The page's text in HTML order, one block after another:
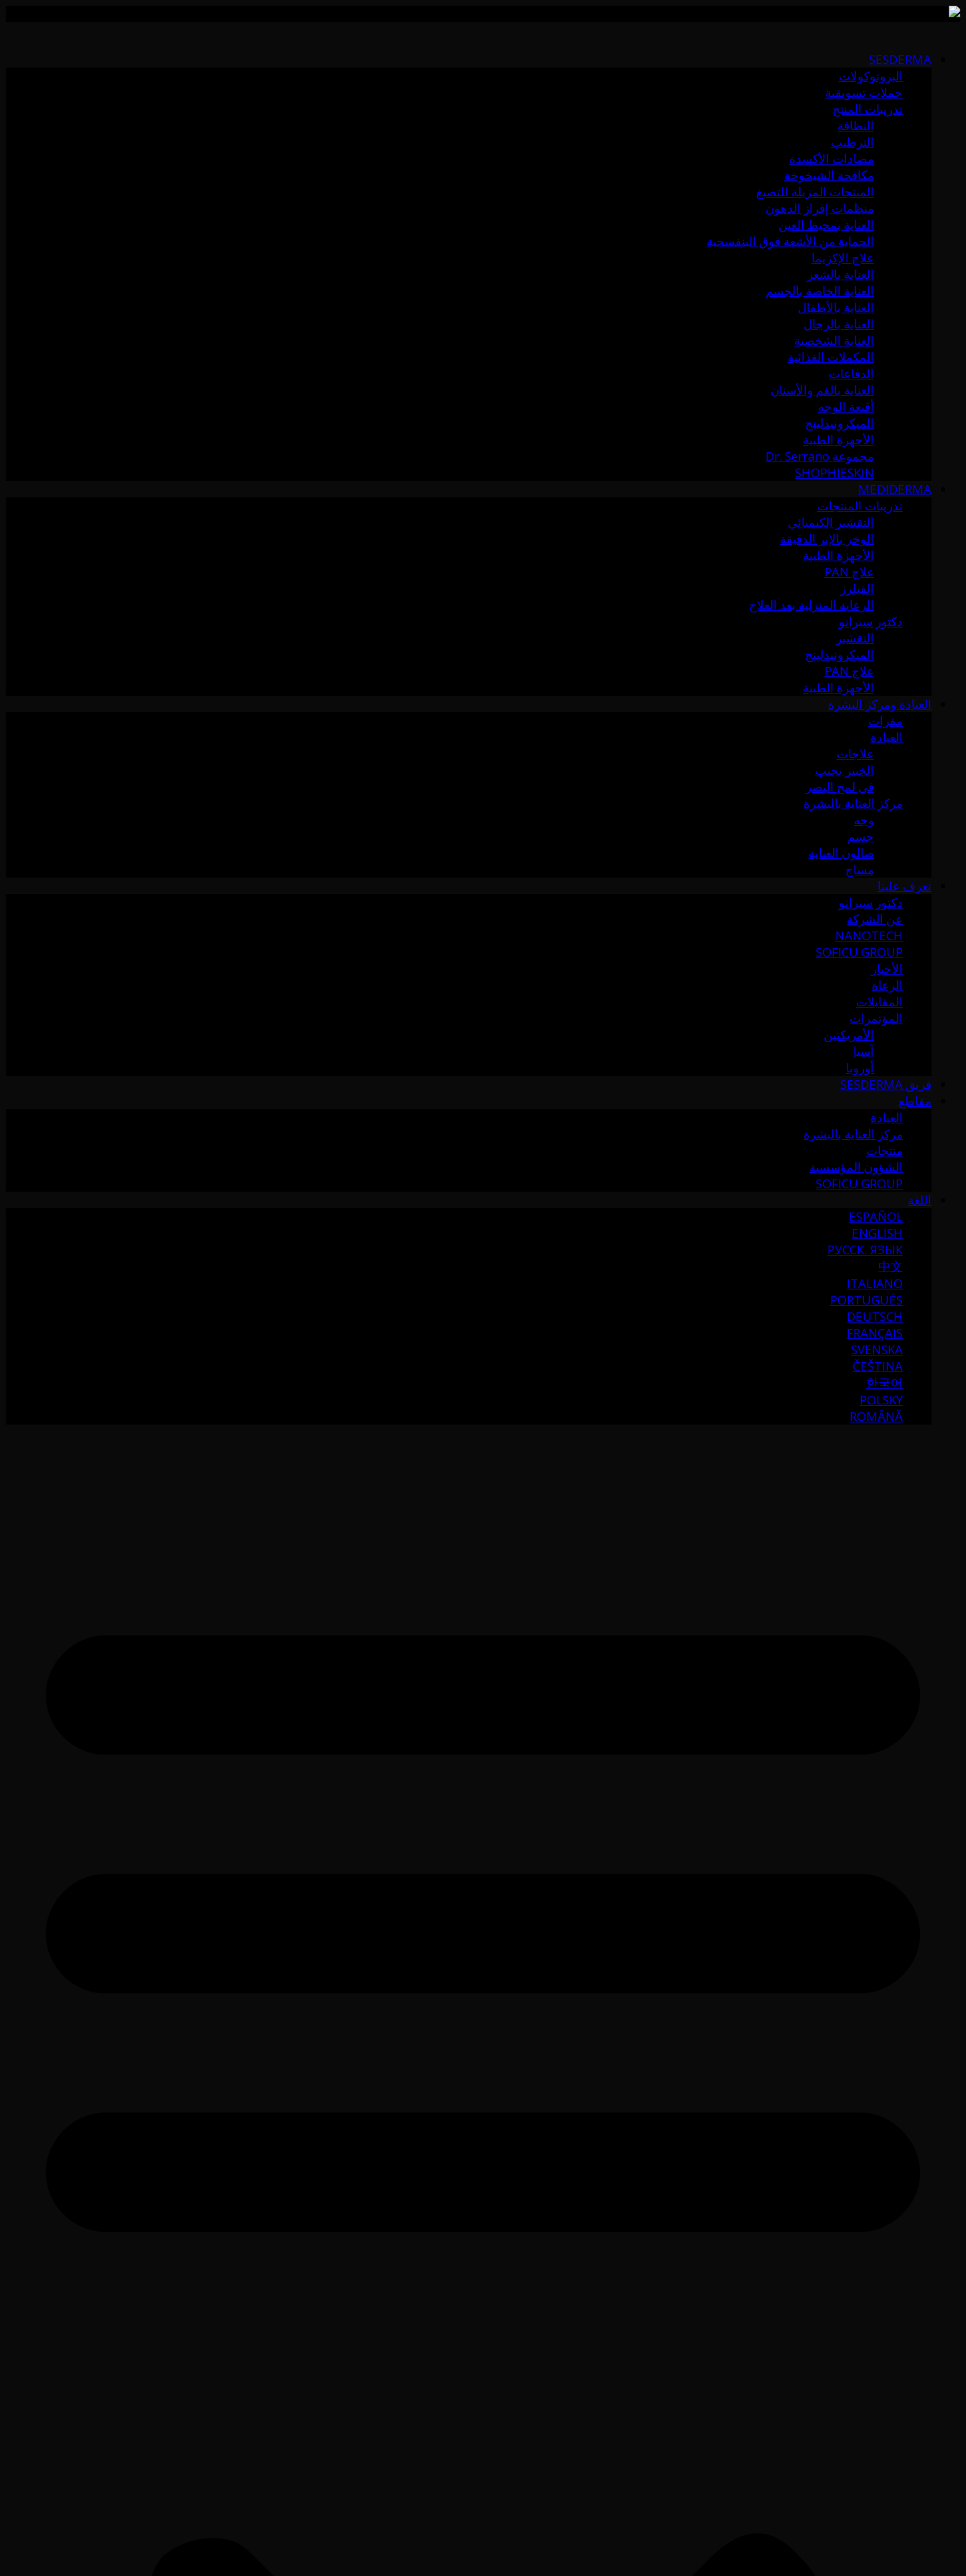
content
SESDERMA
البروتوكولات
حملات تسويقية
تدريبات المنتج
النظافة
الترطيب
مضادات الأكسدة
مكافحة الشيخوخة
المنتجات المزيلة للتصبغ
منظمات إفراز الدهون
العناية بمحيط العين
الحماية من الأشعة فوق البنفسجية
علاج الإكزيما
العناية بالشعر
العناية الخاصة بالجسم
العناية بالأطفال
العناية بالرجال
العناية الشخصية
المكملات الغذائية
الدفاعات
العناية بالفم والأسنان
أقنعة الوجه
الميكرونيدلينج
الأجهزة الطبية
مجموعة Dr. Serrano
SHOPHIESKIN
MEDIDERMA
تدريبات المنتجات
التقشير الكيميائي
الوخز بالإبر الدقيقة
الأجهزة الطبية
علاج PAN
الفيلرز
الرعاية المنزلية بعد العلاج
دكتور سيرانو
التقشير
الميكرونيدلينج
علاج PAN
الأجهزة الطبية
العيادة ومركز البشرة
مقرات
العيادة
علاجات
الخبير يجيب
في لمح البصر
مركز العناية بالبشرة
وجه
جسم
صالون العناية
مساج
تعرف علينا
دكتور سيرانو
عن الشركة
NANOTECH
SOFICU GROUP
الأخبار
الرعاة
المقابلات
المؤتمرات
الأمريكتين
آسيا
أوروبا
فريق SESDERMA
مقاطع
العيادة
مركز العناية بالبشرة
منتجات
الشؤون المؤسسية
SOFICU GROUP
اللغة
ESPAÑOL
ENGLISH
РУССК. ЯЗЫК
中文
ITALIANO
PORTUGUÉS
DEUTSCH
FRANÇAIS
SVENSKA
ČEŠTINA
한국어
POLSKY
ROMÂNĂ